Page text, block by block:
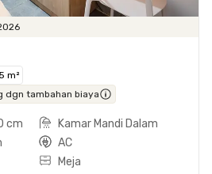
m²
dgn tambahan biaya
cm
Kamar Mandi Dalam
AC
Meja